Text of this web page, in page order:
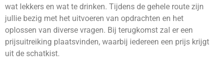
wat lekkers en wat te drinken. Tijdens de gehele route zijn
jullie bezig met het uitvoeren van opdrachten en het
oplossen van diverse vragen. Bij terugkomst zal er een
prijsuitreiking plaatsvinden, waarbij iedereen een prijs krijgt
uit de schatkist.